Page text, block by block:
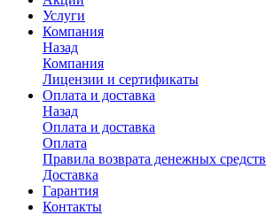
Услуги
Компания
Назад
Компания
Лицензии и сертификаты
Оплата и доставка
Назад
Оплата и доставка
Оплата
Правила возврата денежных средств
Доставка
Гарантия
Контакты